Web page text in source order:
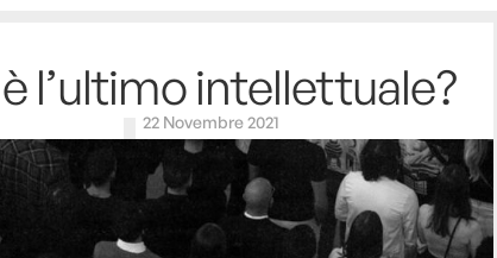
l’ultimo intellettuale?
22 Novembre 2021